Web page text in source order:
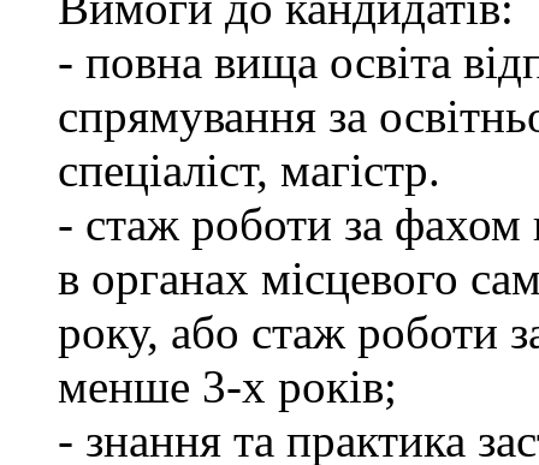
- повна вища освіта
спрямування за
спеціаліст, магістр.
- стаж роботи за фахом
в органах місцевого
року, або стаж роботи
менше 3-х років;
- знання та практика